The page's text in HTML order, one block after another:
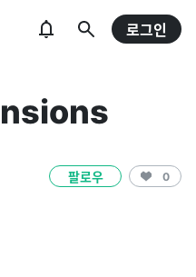
로그인
팔로우 0